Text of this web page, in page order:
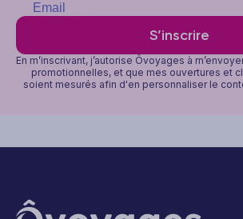
S’inscrire
En m’inscrivant, j’autorise Ôvoyages à
promotionnelles, et que mes ouvertures et
soient mesurés afin d'en personnaliser le